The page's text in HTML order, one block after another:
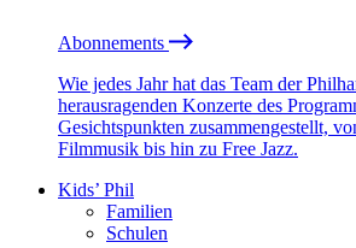
Abonnements
Wie jedes Jahr hat das Team der
herausragenden Konzerte des
Gesichtspunkten zusammengestellt,
Filmmusik bis hin zu Free Jazz.
Kids’ Phil
Familien
Schulen